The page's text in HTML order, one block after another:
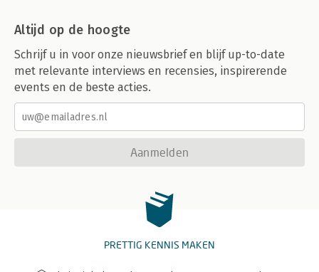
Altijd op de hoogte
Schrijf u in voor onze nieuwsbrief en blijf up-to-date
met relevante interviews en recensies, inspirerende
events en de beste acties.
Aanmelden
PRETTIG KENNIS MAKEN